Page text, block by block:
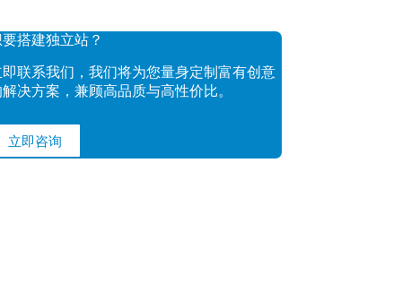
搭建独立站？
即联系我们，我们将为您量身定制富有创意
决方案，兼顾高品质与高性价比。
立即咨询